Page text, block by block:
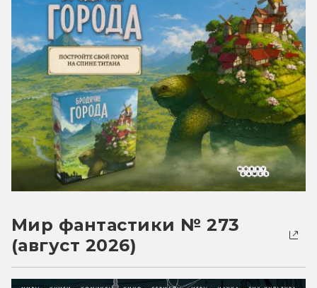
Мир фантастики № 273
(август 2026)